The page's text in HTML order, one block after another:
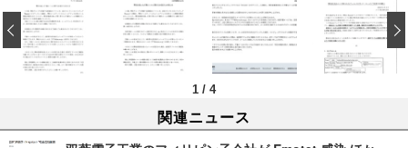
1 / 4
‹
関連ニュース